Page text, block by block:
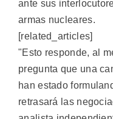
ante sus
armas nucleares.
[related_articles]
"Esto responde, al
pregunta que una
han estado
retrasará las